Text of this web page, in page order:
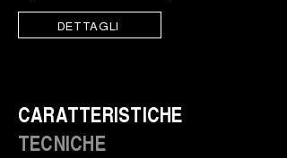
DETTAGLI
CARATTERISTICHE
TECNICHE